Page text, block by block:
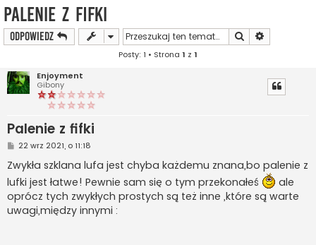
Palenie z fifki
ODPOWIEDZ Szukaj
Posty: 1 • Strona 1 z 1
Enjoyment
Gibony
Palenie z fifki
P
s
t
22 wrz 2021, o 11:18
Zwykła szklana lufa jest chyba każdemu znana,bo palenie z
lufki jest łatwe! Pewnie sam się o tym przekonałeś
ale
oprócz tych zwykłych prostych są też inne ,które są warte
uwagi,między innymi :